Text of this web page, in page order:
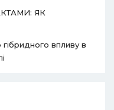
ЯК
гібридного впливу в